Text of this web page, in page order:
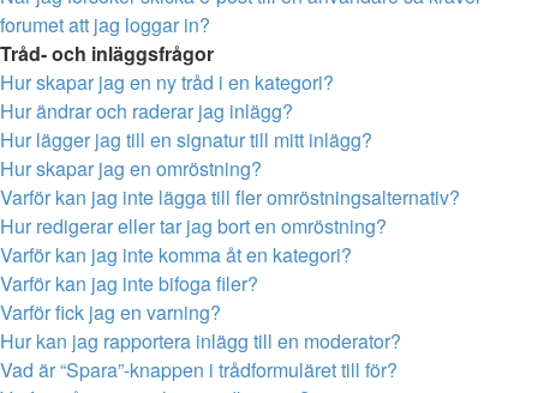
forumet att jag loggar in?
Tråd- och inläggsfrågor
Hur skapar jag en ny tråd i en kategori?
Hur ändrar och raderar jag inlägg?
Hur lägger jag till en signatur till mitt inlägg?
Hur skapar jag en omröstning?
Varför kan jag inte lägga till fler omröstningsalternativ?
Hur redigerar eller tar jag bort en omröstning?
Varför kan jag inte komma åt en kategori?
Varför kan jag inte bifoga filer?
Varför fick jag en varning?
Hur kan jag rapportera inlägg till en moderator?
Vad är “Spara”-knappen i trådformuläret till för?